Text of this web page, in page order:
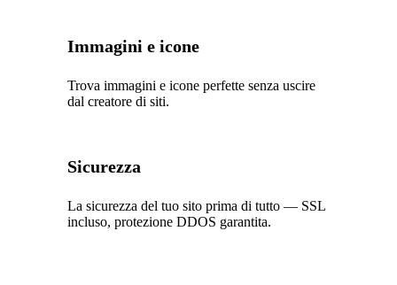
Immagini e icone
Trova immagini e icone perfette senza uscire
dal creatore di siti.
Sicurezza
La sicurezza del tuo sito prima di tutto — SSL
incluso, protezione DDOS garantita.